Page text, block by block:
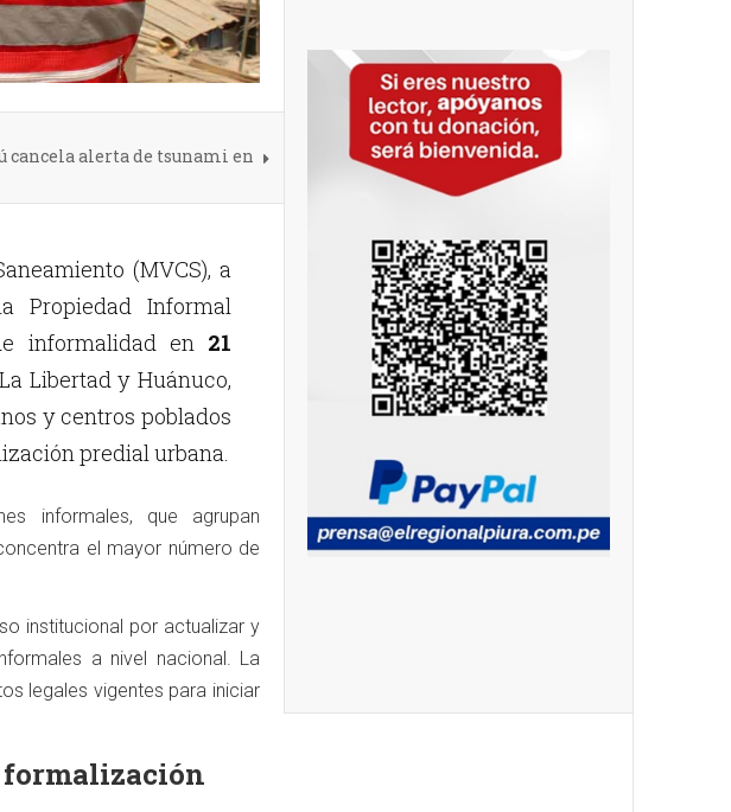
cancela alerta de tsunami en
(MVCS), a
Propiedad Informal
informalidad en 21
Libertad y Huánuco,
y centros poblados
predial urbana.
informales, que agrupan
el mayor número de
institucional por actualizar y
a nivel nacional. La
legales vigentes para iniciar
formalización